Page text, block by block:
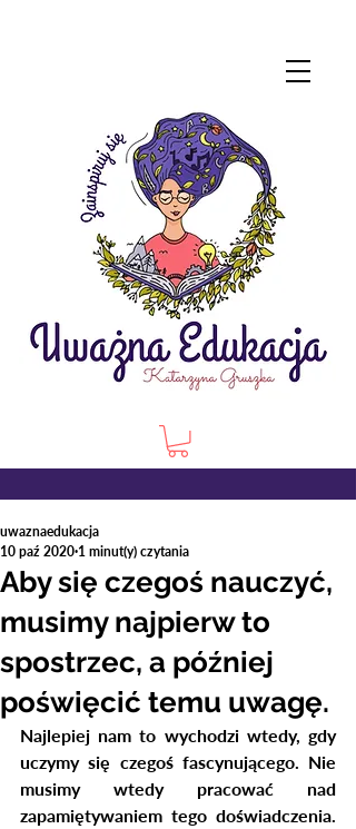
Aby się czegoś nauczyć,
musimy najpierw to
spostrzec, a później
poświęcić temu uwagę.
uwaznaedukacja
10 paź 2020 1 minut(y) czytania
Najlepiej nam to wychodzi wtedy, gdy
uczymy się czegoś fascynującego. Nie
musimy wtedy pracować nad
zapamiętywaniem tego doświadczenia.